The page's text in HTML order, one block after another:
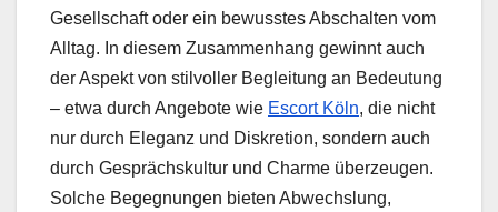
Gesellschaft oder ein bewusstes Abschalten vom
Alltag. In diesem Zusammenhang gewinnt auch
der Aspekt von stilvoller Begleitung an Bedeutung
– etwa durch Angebote wie Escort Köln, die nicht
nur durch Eleganz und Diskretion, sondern auch
durch Gesprächskultur und Charme überzeugen.
Solche Begegnungen bieten Abwechslung,